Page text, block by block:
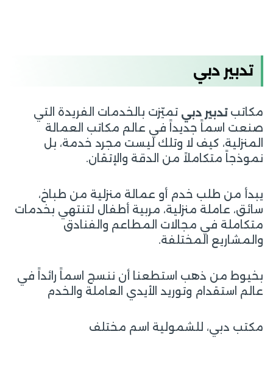
تدبير دبي
مكاتبتدبير دبي تميّزت بالخدمات الفريدة التي
صنعت اسماً جديداً في عالم مكاتب العمالة
المنزلية، كيف لا وتلك ليست مجرد خدمة، بل
نموذجاً متكاملاً من الدقة والإتقان.
يبدأ من طلب خدم أو عمالة منزلية من طباخ،
سائق، عاملة منزلية، مربية أطفال لتنتهي بخدمات
متكاملة في مجالات المطاعم والفنادق
والمشاريع المختلفة.
بخيوط من ذهب استطعنا أن ننسج اسماً رائداً في
عالم استقدام وتوريد الأيدي العاملة والخدم
مكتب دبي، للشمولية اسم مختلف